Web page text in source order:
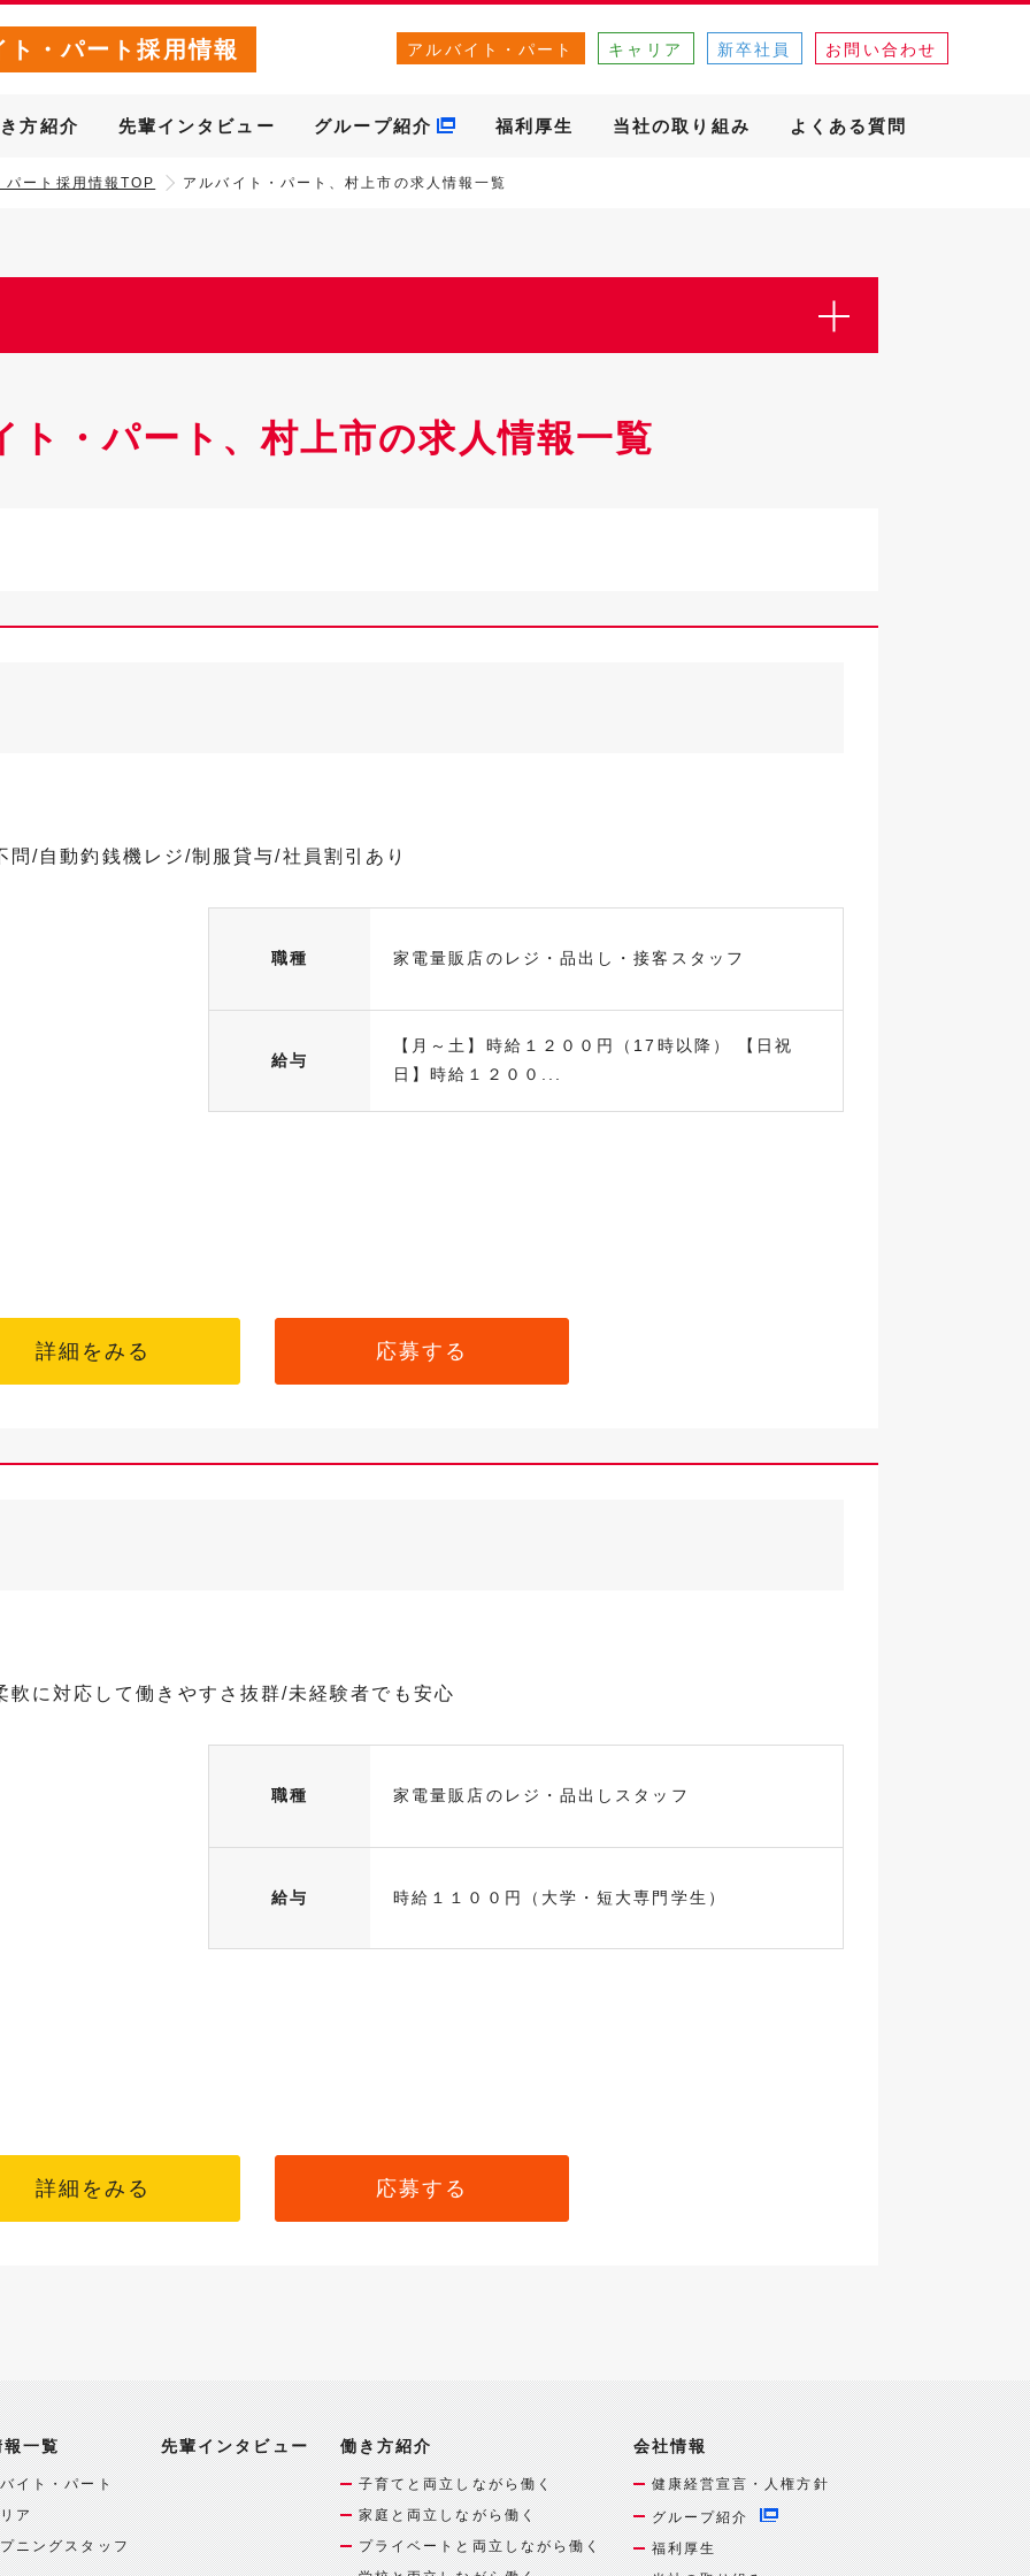
ト・パート採用情報 アルバイト・パート キャリア 新卒社員 お問い合わせ
方紹介 先輩インタビュー グループ紹介 福利厚生 当社の取り組み よくある質問
パート採用情報TOP アルバイト・パート、村上市の求人情報一覧
ト・パート、村上市の求人情報一覧
/自動釣銭機レジ/制服貸与/社員割引あり
職種 家電量販店のレジ・品出し・接客スタッフ
給与
【月～土】時給１２００円（17時以降） 【日祝
日】時給１２００...
詳細をみる 応募する
に対応して働きやすさ抜群/未経験者でも安心
職種 家電量販店のレジ・品出しスタッフ
給与 時給１１００円（大学・短大専門学生）
詳細をみる 応募する
報一覧
イト・パート
ア
ニングスタッフ
先輩インタビュー 働き方紹介
子育てと両立しながら働く
家庭と両立しながら働く
プライベートと両立しながら働く
会社情報
健康経営宣言・人権方針
グループ紹介
福利厚生